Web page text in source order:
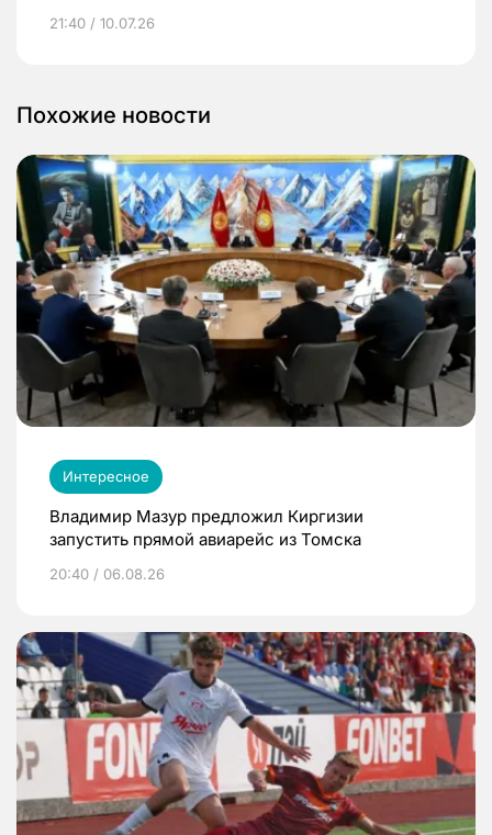
21:40 / 10.07.26
Похожие новости
Интересное
Владимир Мазур предложил Киргизии
запустить прямой авиарейс из Томска
20:40 / 06.08.26